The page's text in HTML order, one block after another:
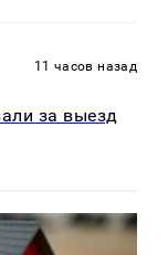
11 часов назад
за выезд